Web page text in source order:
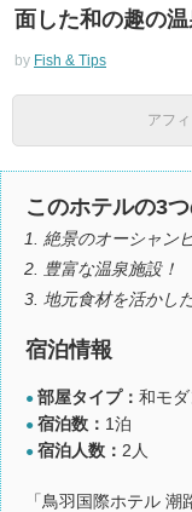
面した和の趣の温
by Fish & Tips
アフ
このホテルの3
絶景のオーシャン
豊富な温泉施設！
地元食材を活かし
宿泊情報
● 部屋タイプ： 和モ
● 宿泊数： 1泊
● 宿泊人数： 2人
「鳥羽国際ホテル